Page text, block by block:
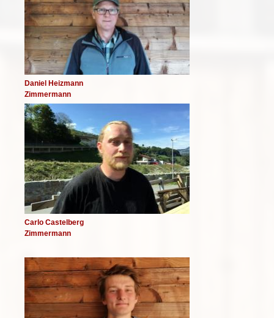
Daniel Heizmann
Zimmermann
Image
Carlo Castelberg
Zimmermann
Image